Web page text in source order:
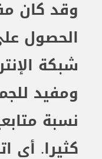
وقد كان
الحصول
شبكة
ومفيد
نسبة
كثيرا. أي